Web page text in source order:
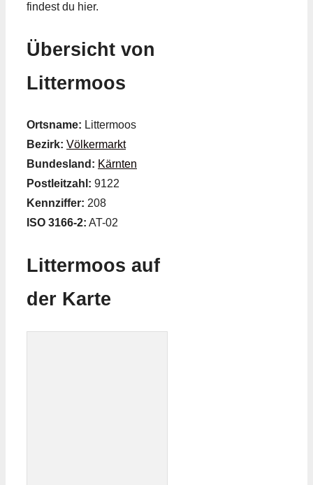
findest du hier.
Übersicht von
Littermoos
Ortsname: Littermoos
Bezirk: Völkermarkt
Bundesland: Kärnten
Postleitzahl: 9122
Kennziffer: 208
ISO 3166-2: AT-02
Littermoos auf
der Karte